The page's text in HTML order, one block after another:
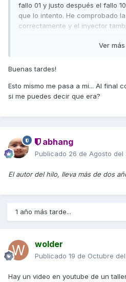
fallo 01 y justo después el fallo
que lo intento. He comprobado
correctamente y el inyector
Ver más
Buenas tardes!
Esto mismo me pasa a mi... Al final
si me puedes decir que era?
abhang
Publicado 26 de Agosto del
El autor del hilo, lleva más de dos
1 año más tarde...
wolder
Publicado 19 de Octubre
Hay un video en youtube de un